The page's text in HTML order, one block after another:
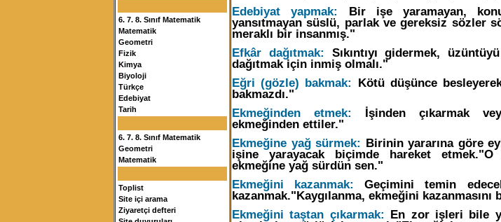
6. 7. 8. Sınıf Matematik
Matematik
Geometri
Fizik
Kimya
Biyoloji
Türkçe
Edebiyat
Tarih
6. 7. 8. Sınıf Matematik
Geometri
Matematik
Toplist
Site içi arama
Ziyaretçi defteri
Edebiyat yapmak:
Bir işe yaramayan,
yansıtmayan süslü, parlak ve gereksiz sözler
meraklı bir insanmış."
Efkâr dağıtmak: Sıkıntıyı gidermek,
dağıtmak için inmiş olmalı."
Eğri (gözle) bakmak: Kötü düşünce
bakmazdı."
Ekmeğinden etmek: İşinden çıkarmak
ekmeğinden ettiler."
Ekmeğine yağ sürmek: Birinin yararına göre
işine yarayacak biçimde hareket etmek."O
ekmeğine yağ sürdün sen."
Ekmeğini kazanmak:
Geçimini temin
kazanmak."Kaygılanma, ekmeğini kazanmasını
Ekmeğini taştan çıkarmak: En zor işleri bile